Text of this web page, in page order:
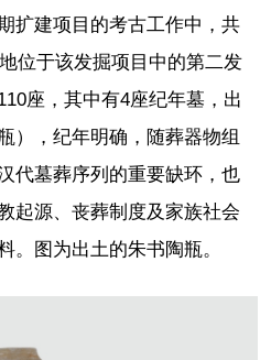
扩建项目的考古工作中，共
位于该发掘项目中的第二发
座，其中有4座纪年墓，出
），纪年明确，随葬器物组
代墓葬序列的重要缺环，也
起源、丧葬制度及家族社会
。图为出土的朱书陶瓶。